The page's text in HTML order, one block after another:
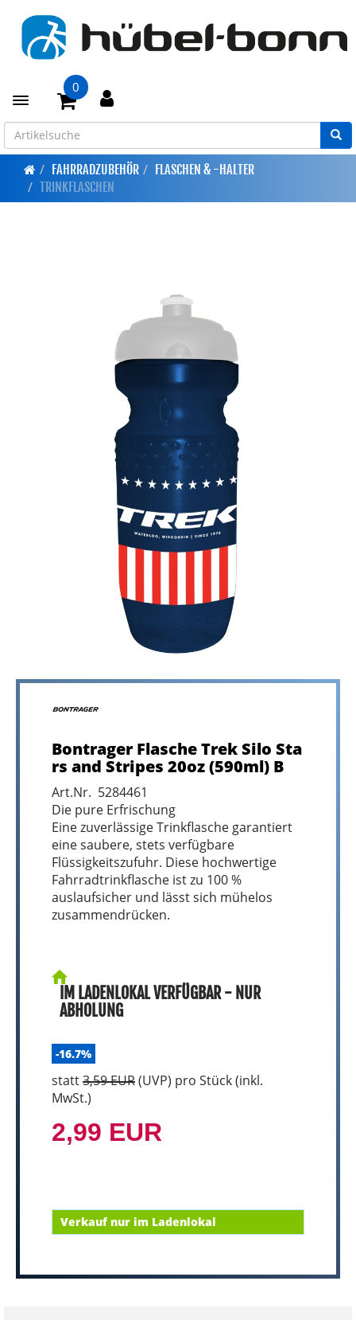
Toggle navigation
0
FAHRRADZUBEHÖR
FLASCHEN & -HALTER
TRINKFLASCHEN
Bontrager Flasche Trek Silo Sta
rs and Stripes 20oz (590ml) B
Art.Nr. 5284461
Die pure Erfrischung
Eine zuverlässige Trinkflasche garantiert
eine saubere, stets verfügbare
Flüssigkeitszufuhr. Diese hochwertige
Fahrradtrinkflasche ist zu 100 %
auslaufsicher und lässt sich mühelos
zusammendrücken.
IM LADENLOKAL VERFÜGBAR - NUR
ABHOLUNG
-16.7%
statt3,59 EUR(UVP) pro Stück (inkl.
MwSt.)
2,99 EUR
Verkauf nur im Ladenlokal